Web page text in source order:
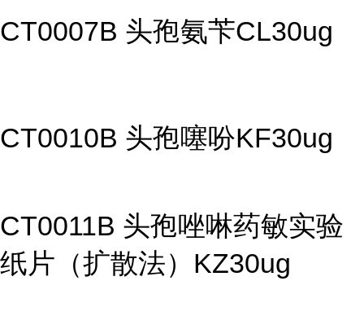
CT0007B 头孢氨苄CL30ug
CT0010B 头孢噻吩KF30ug
CT0011B 头孢唑啉药敏实验
纸片（扩散法）KZ30ug